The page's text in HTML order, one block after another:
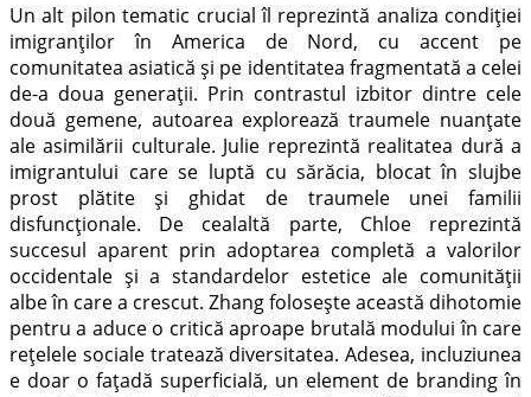
Un alt pilon tematic crucial îl reprezintă analiza condiției
imigranților în America de Nord, cu accent pe
comunitatea asiatică și pe identitatea fragmentată a celei
de-a doua generații. Prin contrastul izbitor dintre cele
două gemene, autoarea explorează traumele nuanțate
ale asimilării culturale. Julie reprezintă realitatea dură a
imigrantului care se luptă cu sărăcia, blocat în slujbe
prost plătite și ghidat de traumele unei familii
disfuncționale. De cealaltă parte, Chloe reprezintă
succesul aparent prin adoptarea completă a valorilor
occidentale și a standardelor estetice ale comunității
albe în care a crescut. Zhang folosește această dihotomie
pentru a aduce o critică aproape brutală modului în care
rețelele sociale tratează diversitatea. Adesea, incluziunea
e doar o fațadă superficială, un element de branding în